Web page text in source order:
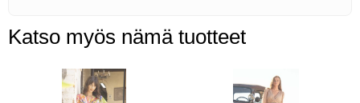
Katso myös nämä tuotteet